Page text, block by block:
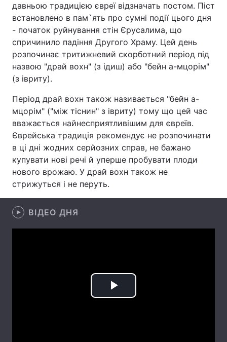
Головна Війна
Україна
Туризм
давньою традицією євреї відзначать постом. Піст
встановлено в пам`ять про сумні події цього дня
- початок руйнування стін Єрусалима, що
спричинило падіння Другого Храму. Цей день
розпочинає тритижневий скорботний період під
назвою "драй вохн" (з ідиш) або "бейн а-мцорім"
(з івриту).
Період драй вохн також називається "бейн а-
мцорім" ("між тіснин" з івриту) тому що цей час
вважається найнесприятливішим для євреїв.
Єврейська традиція рекомендує не розпочинати
в ці дні жодних серйозних справ, не бажано
купувати нові речі й уперше пробувати плоди
нового врожаю. У драй вохн також не
стрижуться і не перуть.
ВІДЕО ДНЯ
Play